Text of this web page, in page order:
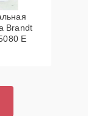
Brandt
E